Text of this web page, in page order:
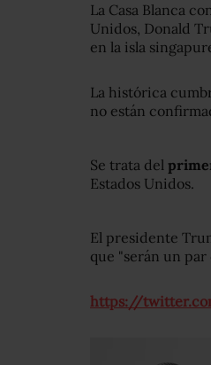
La Casa Blanca
Unidos, Donald
en la isla
La histórica
no están
Se trata del
Estados Unidos.
El presidente
que "serán un
https://